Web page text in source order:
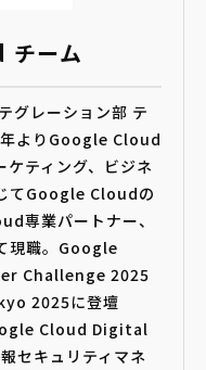
ーム
グレーション部 テ
よりGoogle Cloud
ケティング、ビジネ
てGoogle Cloudの
専業パートナー、
現職。Google
Challenge 2025
2025に登壇
Cloud Digital
セキュリティマネ